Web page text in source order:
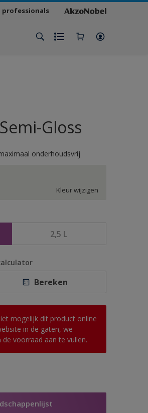
professionals
Gloss
onderhoudsvrij
Kleur wijzigen
2,5 L
Bereken
mogelijk dit product online
in de gaten, we
voorraad aan te vullen.